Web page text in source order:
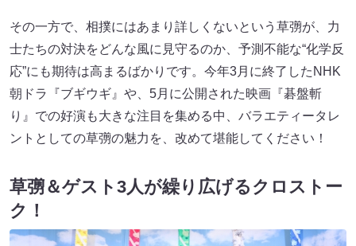
その一方で、相撲にはあまり詳しくないという草彅が、力
士たちの対決をどんな風に見守るのか、予測不能な“化学反
応”にも期待は高まるばかりです。今年3月に終了したNHK
朝ドラ『ブギウギ』や、5月に公開された映画『碁盤斬
り』での好演も大きな注目を集める中、バラエティータレ
ントとしての草彅の魅力を、改めて堪能してください！
草彅＆ゲスト3人が繰り広げるクロストー
ク！